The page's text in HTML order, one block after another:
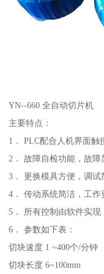
YN--660 全自动切片机
主要特点：
1． PLC配合人机界面触
2． 故障自检功能，故障
3． 更换模具方便，调试
4． 传动系统简洁，工作
5． 所有控制由软件实现
6． 参数如下表：
切块速度 1 ~400
切块长度 6~100mm